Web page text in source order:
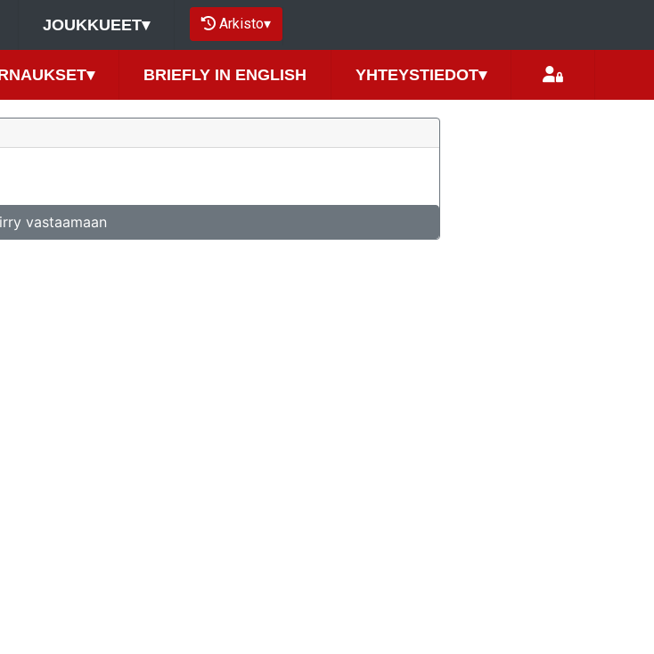
JOUKKUEET▾ Arkisto▾
▾ BRIEFLY IN ENGLISH YHTEYSTIEDOT▾